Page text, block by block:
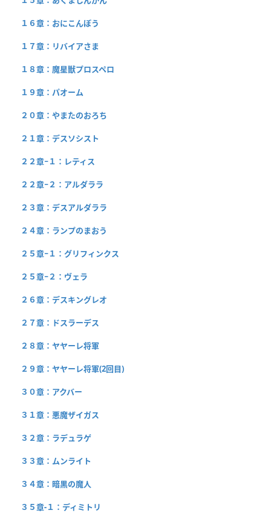
１６章：おにこんぼう
１７章：リバイアさま
１８章：魔星獣プロスペロ
１９章：パオーム
２０章：やまたのおろち
２１章：デスソシスト
２２章−１：レティス
２２章−２：アルダララ
２３章：デスアルダララ
２４章：ランプのまおう
２５章−１：グリフィンクス
２５章−２：ヴェラ
２６章：デスキングレオ
２７章：ドスラーデス
２８章：ヤヤーレ将軍
２９章：ヤヤーレ将軍(2回目)
３０章：アクバー
３１章：悪魔ザイガス
３２章：ラデュラゲ
３３章：ムンライト
３４章：暗黒の魔人
３５章-１：ディミトリ